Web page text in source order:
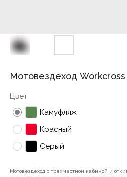
Мотовездеход Workcross
Цвет
Камуфляж
Красный
Серый
Мотовездеход с трехместной кабиной и